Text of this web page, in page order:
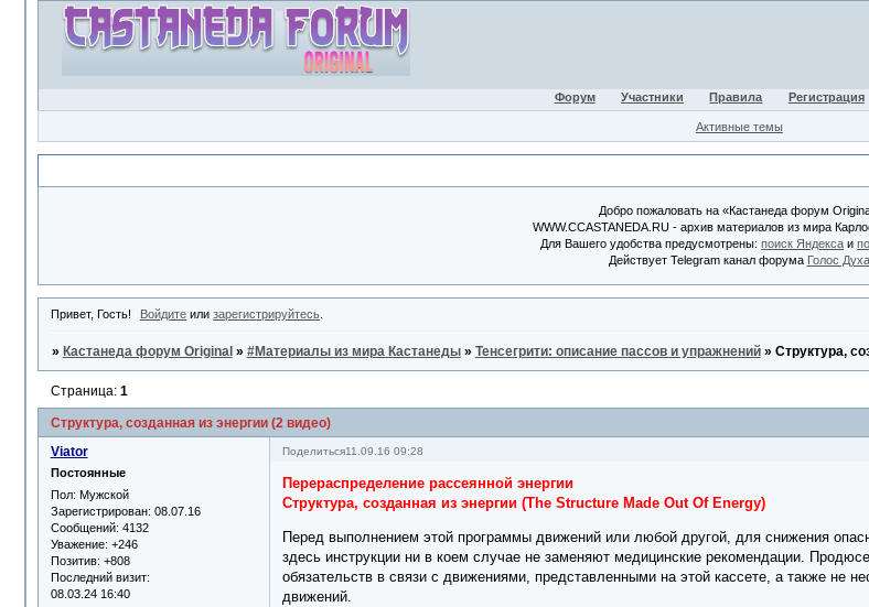
Форум Участники Правила Регистрация
Активные темы
Добро пожаловать на «Кастанеда форум
WWW.CCASTANEDA.RU - архив материалов из мира
Для Вашего удобства предусмотрены:поиск Яндекса и
Действует Telegram канал форума Голос Духа
Привет, Гость! Войдите илизарегистрируйтесь
» Кастанеда форум Original » #Материалы из мира Кастанеды » Тенсегрити: описание пассов и упражнений » Структура,
Структура, созданная из энергии (2 видео)
Страница: 1
Поделиться11.09.16 09:28
Viator
Постоянные
Пол: Мужской
Зарегистрирован: 08.07.16
Сообщений: 4132
Уважение: +246
Позитив: +808
Последний визит:
08.03.24 16:40
Перераспределение рассеянной энергии
Структура, созданная из энергии (The Structure Made Out Of Energy)
Перед выполнением этой программы движений или любой другой, для снижения
здесь инструкции ни в коем случае не заменяют медицинские рекомендации.
обязательств в связи с движениями, представленными на этой кассете, а также не
движений.